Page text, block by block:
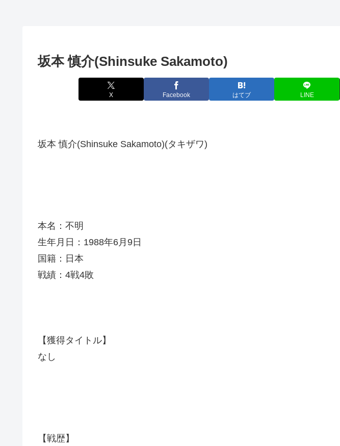
坂本 慎介(Shinsuke Sakamoto)
X Facebook はてブ LINE
坂本 慎介(Shinsuke Sakamoto)(タキザワ)
本名：不明
生年月日：1988年6月9日
国籍：日本
戦績：4戦4敗
【獲得タイトル】
なし
【戦歴】